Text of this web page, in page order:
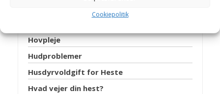
Cookiepolitik
Hovpleje
Hudproblemer
Husdyrvoldgift for Heste
Hvad vejer din hest?